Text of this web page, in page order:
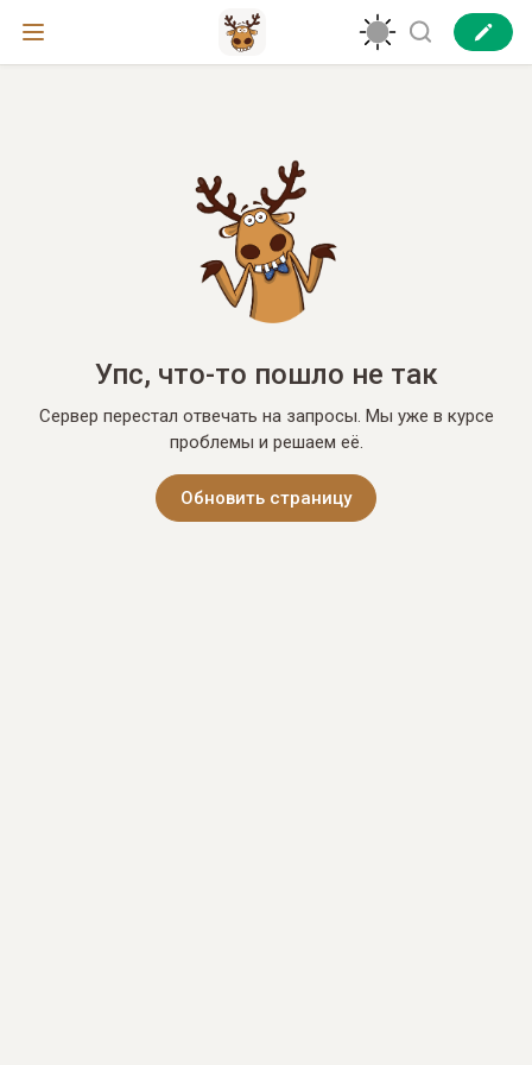
Упс, что-то пошло не так
Сервер перестал отвечать на запросы. Мы уже в курсе
проблемы и решаем её.
Обновить страницу